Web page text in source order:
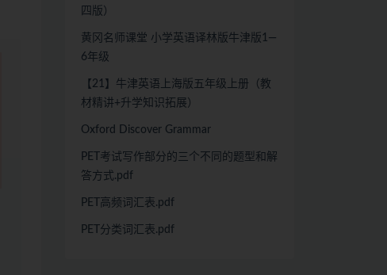
四版）
黄冈名师课堂 小学英语译林版牛津版1—
6年级
【21】牛津英语上海版五年级上册（教
材精讲+升学知识拓展）
Oxford Discover Grammar
PET考试写作部分的三个不同的题型和解
答方式.pdf
PET高频词汇表.pdf
PET分类词汇表.pdf